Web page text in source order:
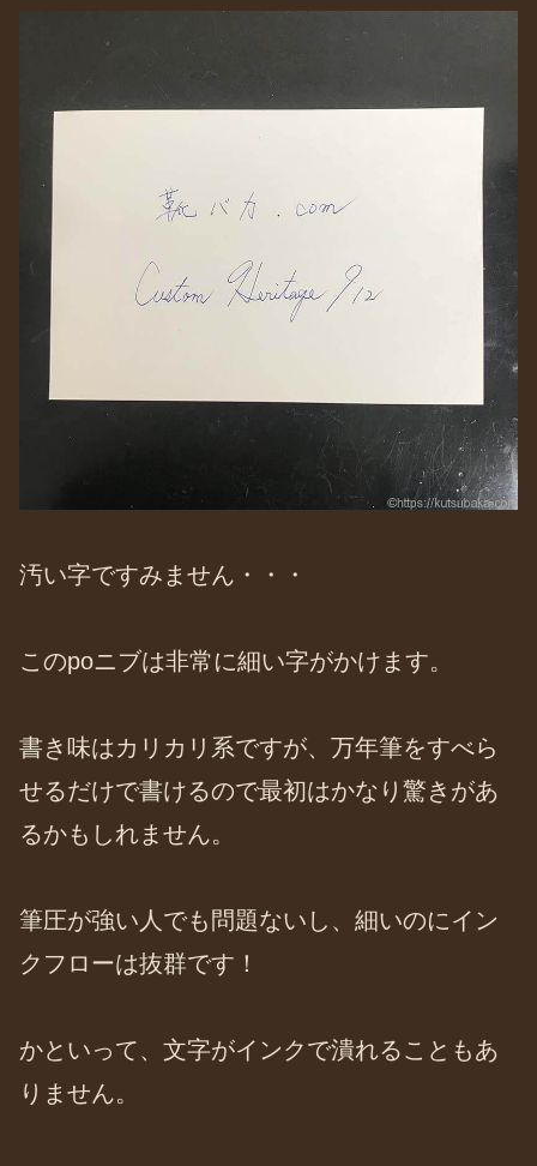
汚い字ですみません・・・
このpoニブは非常に細い字がかけます。
書き味はカリカリ系ですが、万年筆をすべら
せるだけで書けるので最初はかなり驚きがあ
るかもしれません。
筆圧が強い人でも問題ないし、細いのにイン
クフローは抜群です！
かといって、文字がインクで潰れることもあ
りません。